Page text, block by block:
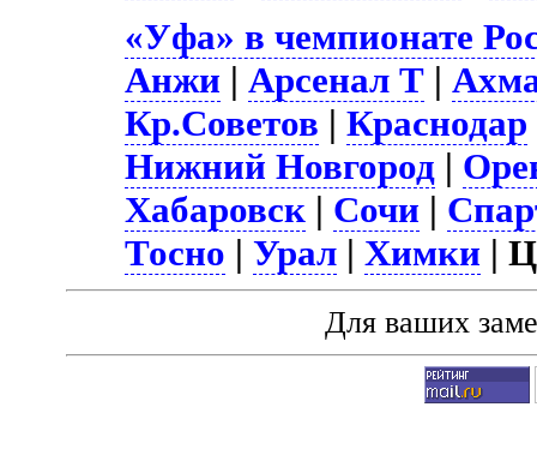
«Уфа» в чемпионате
Анжи |Арсенал Т |
Кр.Советов |Краснодар
Нижний Новгород |
Хабаровск | Сочи |
Тосно |Урал | Химки |
Для ваших